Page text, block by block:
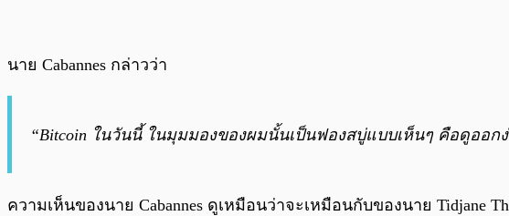
นาย Cabannes กล่าวว่า
“Bitcoin ในวันนี้ ในมุมมองของผมนั้นเป็นฟองสบู่แบบเห็นๆ คือดูออ
ความเห็นของนาย Cabannes ดูเหมือนว่าจะเหมือนกับของนาย Tidjane